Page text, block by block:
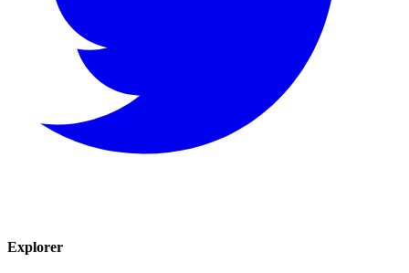
Explorer